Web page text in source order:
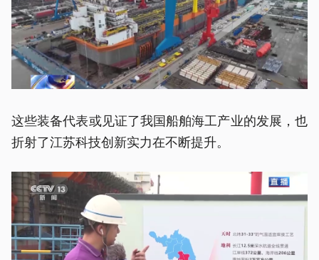
这些装备代表或见证了我国船舶海工产业的发展，也
折射了江苏科技创新实力在不断提升。